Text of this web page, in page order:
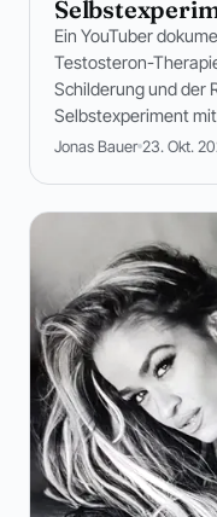
Ein YouTuber
Testosteron-
Schilderung und der
Selbstexperiment
Jonas Bauer 23. Okt.